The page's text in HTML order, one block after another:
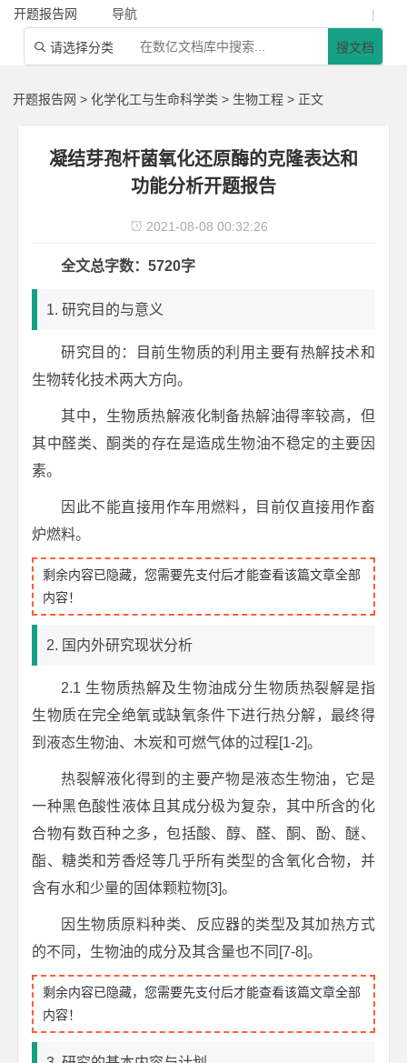
开题报告网 导航 |
 请选择分类 搜文档
开题报告网 >化学化工与生命科学类 > 生物工程 > 正文
凝结芽孢杆菌氧化还原酶的克隆表达和
功能分析开题报告
 2021-08-08 00:32:26
全文总字数：5720字
1. 研究目的与意义
研究目的：目前生物质的利用主要有热解技术和
生物转化技术两大方向。
其中，生物质热解液化制备热解油得率较高，但
其中醛类、酮类的存在是造成生物油不稳定的主要因
素。
因此不能直接用作车用燃料，目前仅直接用作畜
炉燃料。
剩余内容已隐藏，您需要先支付后才能查看该篇文章全部
内容！
2. 国内外研究现状分析
2.1 生物质热解及生物油成分生物质热裂解是指
生物质在完全绝氧或缺氧条件下进行热分解，最终得
到液态生物油、木炭和可燃气体的过程[1-2]。
热裂解液化得到的主要产物是液态生物油，它是
一种黑色酸性液体且其成分极为复杂，其中所含的化
合物有数百种之多，包括酸、醇、醛、酮、酚、醚、
酯、糖类和芳香烃等几乎所有类型的含氧化合物，并
含有水和少量的固体颗粒物[3]。
因生物质原料种类、反应器的类型及其加热方式
的不同，生物油的成分及其含量也不同[7-8]。
剩余内容已隐藏，您需要先支付后才能查看该篇文章全部
内容！